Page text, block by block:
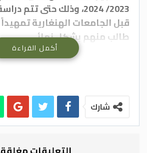
2023/ 2024، وذلك حتى
طالب منهم بشكل نهائي.
يأتي ذلك تنفيذاً لمذكرة
هنغاريا ممثلة بوزارة الشؤون
والتجارة حول التعاون في مجال
الهنغارية للسنوات 2022-2024.
أكمل القراءة
شارك